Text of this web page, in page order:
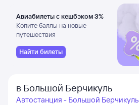
Авиабилеты с кешбэком 3%
Копите баллы на новые
путешествия
Найти билеты
в Большой Берчикуль
Автостанция - Большой Берчикуль